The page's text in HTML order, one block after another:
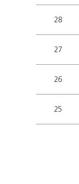
28
27
26
25